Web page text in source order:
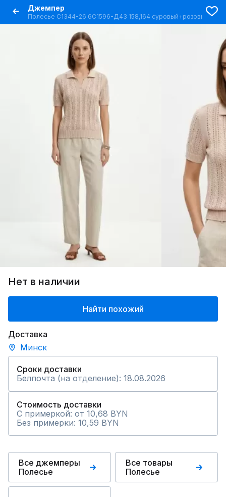
Джемпер
Полесье С1344-26 6С1596-Д43 158,164
Нет в наличии
Найти похожий
Доставка
Минск
Сроки доставки
Белпочта (на отделение): 18.08.2026
Стоимость доставки
С примеркой: от 10,68 BYN
Без примерки: 10,59 BYN
Все джемперы
Полесье
Все товары
Полесье